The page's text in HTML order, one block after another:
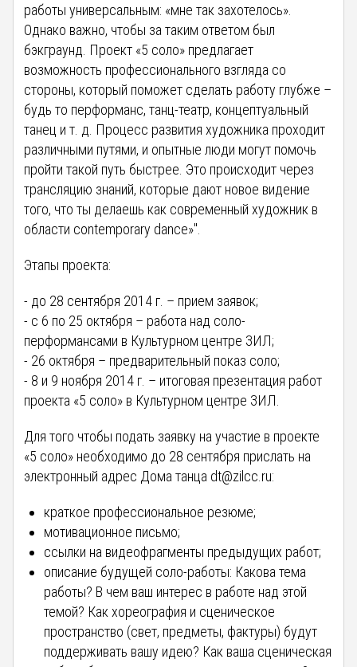
работы универсальным: «мне так захотелось».
Однако важно, чтобы за таким ответом был
бэкграунд. Проект «5 соло» предлагает
возможность профессионального взгляда со
стороны, который поможет сделать работу глубже –
будь то перформанс, танц-театр, концептуальный
танец и т. д. Процесс развития художника проходит
различными путями, и опытные люди могут помочь
пройти такой путь быстрее. Это происходит через
трансляцию знаний, которые дают новое видение
того, что ты делаешь как современный художник в
области contemporary dance»".
Этапы проекта:
- до 28 сентября 2014 г. – прием заявок;
- с 6 по 25 октября – работа над соло-
перформансами в Культурном центре ЗИЛ;
- 26 октября – предварительный показ соло;
- 8 и 9 ноября 2014 г. – итоговая презентация работ
проекта «5 соло» в Культурном центре ЗИЛ.
Для того чтобы подать заявку на участие в проекте
«5 соло» необходимо до 28 сентября прислать на
электронный адрес Дома танца dt@zilcc.ru:
краткое профессиональное резюме;
мотивационное письмо;
ссылки на видеофрагменты предыдущих работ;
описание будущей соло-работы: Какова тема
работы? В чем ваш интерес в работе над этой
темой? Как хореография и сценическое
пространство (свет, предметы, фактуры) будут
поддерживать вашу идею? Как ваша сценическая